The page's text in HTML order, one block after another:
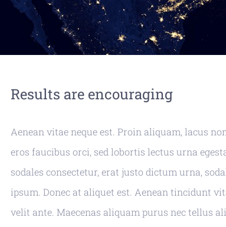
Results are encouraging
Aenean vitae neque est. Proin aliquam, lacus
eros faucibus orci, sed lobortis lectus urna
sodales consectetur, erat justo dictum urna,
ipsum. Donec at aliquet est. Aenean tincidunt
velit ante. Maecenas aliquam purus nec tellus